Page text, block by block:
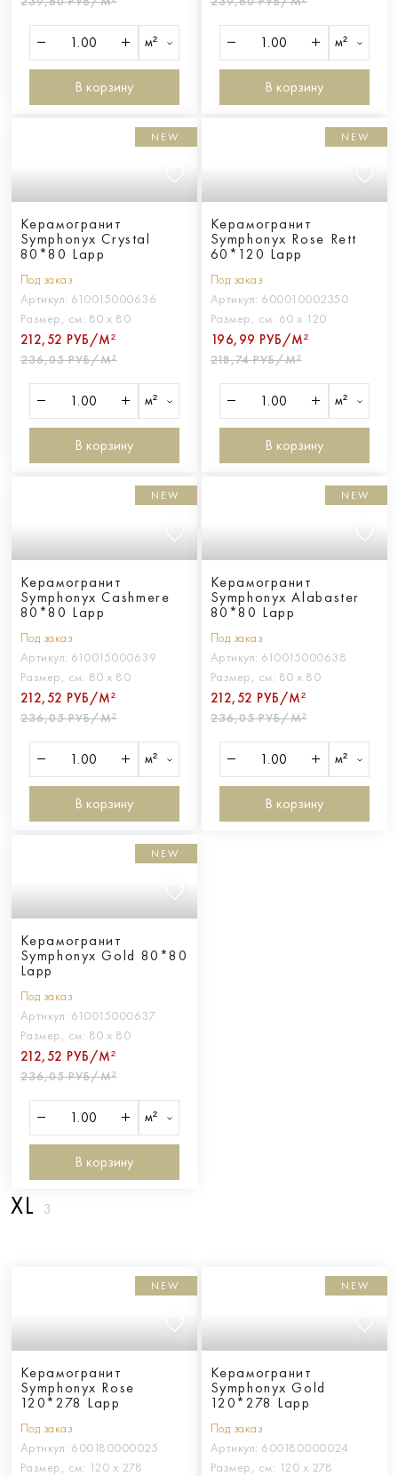
м²
В корзину
м²
В корзину
NEW
Керамогранит
Symphonyx Crystal
80*80 Lapp
Под заказ
Артикул: 610015000636
Размер, см: 80 х 80
212,52 РУБ/М²
236,05 РУБ/М²
м²
В корзину
NEW
Керамогранит
Symphonyx Rose Rett
60*120 Lapp
Под заказ
Артикул: 600010002350
Размер, см: 60 х 120
196,99 РУБ/М²
218,74 РУБ/М²
м²
В корзину
NEW
Керамогранит
Symphonyx Cashmere
80*80 Lapp
Под заказ
Артикул: 610015000639
Размер, см: 80 х 80
212,52 РУБ/М²
236,05 РУБ/М²
м²
В корзину
NEW
Керамогранит
Symphonyx Alabaster
80*80 Lapp
Под заказ
Артикул: 610015000638
Размер, см: 80 х 80
212,52 РУБ/М²
236,05 РУБ/М²
м²
В корзину
NEW
Керамогранит
Symphonyx Gold 80*80
Lapp
Под заказ
Артикул: 610015000637
Размер, см: 80 х 80
212,52 РУБ/М²
236,05 РУБ/М²
м²
В корзину
XL 3
NEW
Керамогранит
Symphonyx Rose
120*278 Lapp
Под заказ
Артикул: 600180000025
Размер, см: 120 х 278
NEW
Керамогранит
Symphonyx Gold
120*278 Lapp
Под заказ
Артикул: 600180000024
Размер, см: 120 х 278